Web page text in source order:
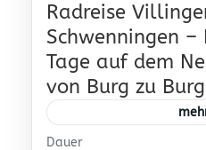
Radreise
Schwenningen –
Tage auf dem
von Burg zu Burg
222
Dauer